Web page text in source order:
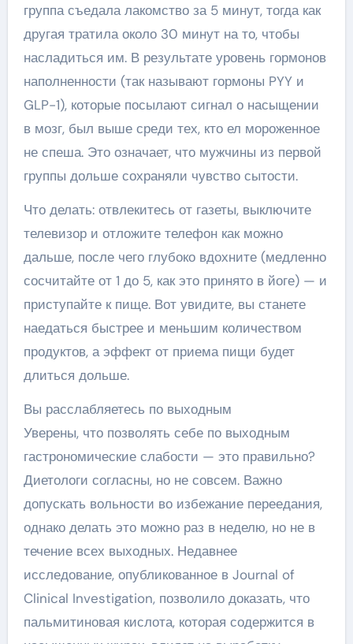
группа съедала лакомство за 5 минут, тогда как
другая тратила около 30 минут на то, чтобы
насладиться им. В результате уровень гормонов
наполненности (так называют гормоны PYY и
GLP-1), которые посылают сигнал о насыщении
в мозг, был выше среди тех, кто ел мороженное
не спеша. Это означает, что мужчины из первой
группы дольше сохраняли чувство сытости.
Что делать: отвлекитесь от газеты, выключите
телевизор и отложите телефон как можно
дальше, после чего глубоко вдохните (медленно
сосчитайте от 1 до 5, как это принято в йоге) — и
приступайте к пище. Вот увидите, вы станете
наедаться быстрее и меньшим количеством
продуктов, а эффект от приема пищи будет
длиться дольше.
Вы расслабляетесь по выходным
Уверены, что позволять себе по выходным
гастрономические слабости — это правильно?
Диетологи согласны, но не совсем. Важно
допускать вольности во избежание переедания,
однако делать это можно раз в неделю, но не в
течение всех выходных. Недавнее
исследование, опубликованное в Journal of
Clinical Investigation, позволило доказать, что
пальмитиновая кислота, которая содержится в